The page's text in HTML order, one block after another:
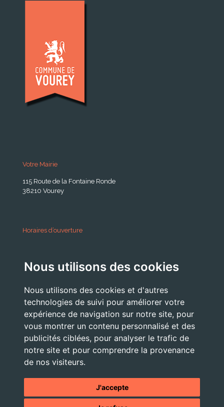
Nous utilisons des cookies
Nous utilisons des cookies et d'autres
technologies de suivi pour améliorer votre
expérience de navigation sur notre site, pour
vous montrer un contenu personnalisé et des
publicités ciblées, pour analyser le trafic de
notre site et pour comprendre la provenance
de nos visiteurs.
J'accepte
Votre Mairie
115 Route de la Fontaine Ronde
38210 Vourey
Horaires d’ouverture
Lundi . Mardi : 10h 12h /16h 18h30
Jeudi . Vendredi : 13h30 / 17h
Nous Contacter
accueil@commune-vourey.fr